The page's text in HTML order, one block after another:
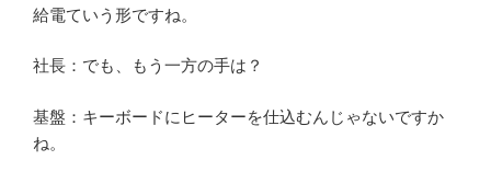
給電ていう形ですね。
社長：でも、もう一方の手は？
基盤：キーボードにヒーターを仕込むんじゃないですか
ね。